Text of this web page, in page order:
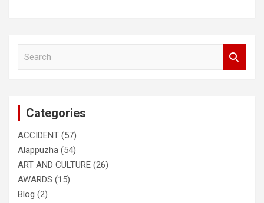
Categories
ACCIDENT (57)
Alappuzha (54)
ART AND CULTURE (26)
AWARDS (15)
Blog (2)